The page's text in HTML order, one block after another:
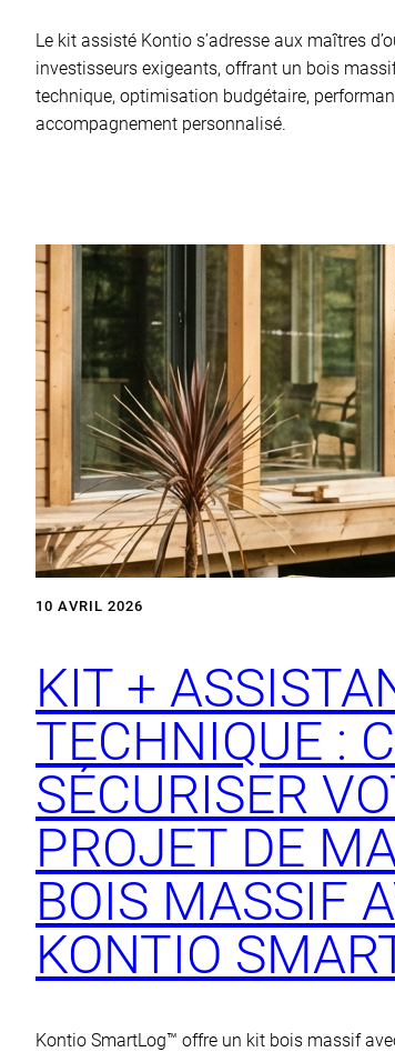
Le kit assisté Kontio s’adresse aux maîtres
investisseurs exigeants, offrant un bois
technique, optimisation budgétaire,
accompagnement personnalisé.
10 AVRIL 2026
KIT +
TECHNIQUE :
SÉCURISER
PROJET DE
BOIS MASSIF
KONTIO
Kontio SmartLog™ offre un kit bois massif